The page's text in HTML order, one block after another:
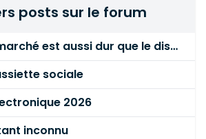
posts sur le forum
Est-ce que le marché est aussi dur que le disent les commerciaux ?
sociale
2026
inconnu